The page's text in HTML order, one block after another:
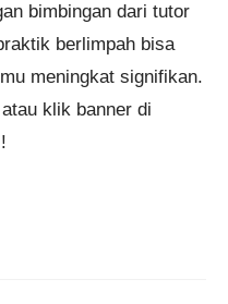
bimbingan dari tutor
berlimpah bisa
meningkat signifikan.
klik banner di